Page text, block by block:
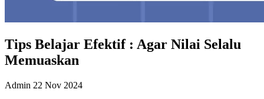
Tips Belajar Efektif : Agar Nilai Selalu
Memuaskan
Admin 22 Nov 2024